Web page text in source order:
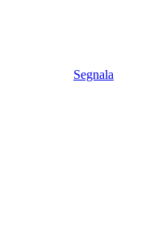
Segnala